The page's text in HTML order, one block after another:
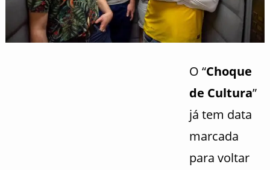
O “Choque
de Cultura”
já tem data
marcada
para voltar